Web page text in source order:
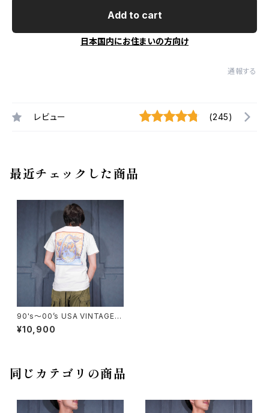
Add to cart
日本国内にお住まいの方向け
通報する
レビュー (245)
最近チェックした商品
90's〜00’s USA VINTAGE H
ard Rock CAFE HEAVY TEE
GUITAR ART PRINT DESIG
シャツ
¥10,900
同じカテゴリの商品